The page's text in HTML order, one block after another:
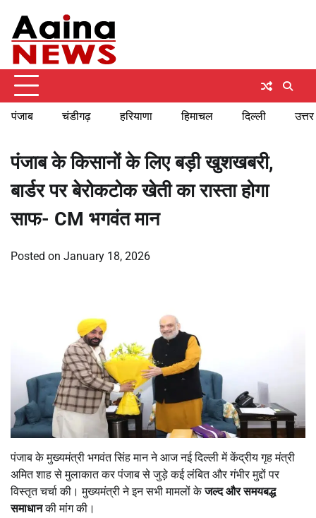
content
पंजाब चंडीगढ़ हरियाणा हिमाचल दिल्ली
पंजाब के किसानों के लिए बड़ी खुशखबरी,
बार्डर पर बेरोकटोक खेती का रास्ता होगा
साफ- CM भगवंत मान
Posted on January 18, 2026
पंजाब के मुख्यमंत्री भगवंत सिंह मान ने आज नई दिल्ली में केंद्रीय गृह मंत्री
अमित शाह से मुलाकात कर पंजाब से जुड़े कई लंबित और गंभीर मुद्दों पर
विस्तृत चर्चा की। मुख्यमंत्री ने इन सभी मामलों केजल्द और समयबद्ध
समाधानकी मांग की।